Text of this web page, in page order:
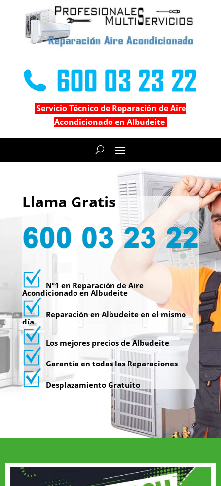
Servicio Técnico de Reparación de Aire
Acondicionado en Albudeite
Llama Gratis
Nº1 en Reparación de Aire
Acondicionado en Albudeite
Reparación en Albudeite en el mismo
día
Los mejores precios de Albudeite
Garantía en todas las Reparaciones
Desplazamiento Gratuito